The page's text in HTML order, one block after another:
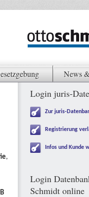
News
,
Login juris-
Zur juris-
Registrierung
Infos und Kunde
Login
Schmidt online